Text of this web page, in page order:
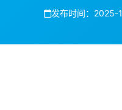
发布时间：2025-